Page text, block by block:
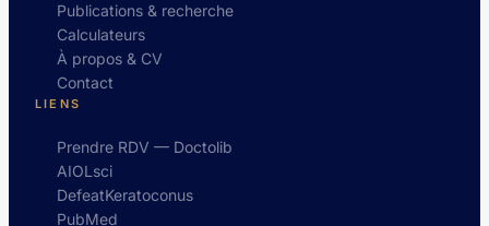
Publications & recherche
Calculateurs
À propos & CV
Contact
LIENS
Prendre RDV — Doctolib
AIOLsci
DefeatKeratoconus
PubMed